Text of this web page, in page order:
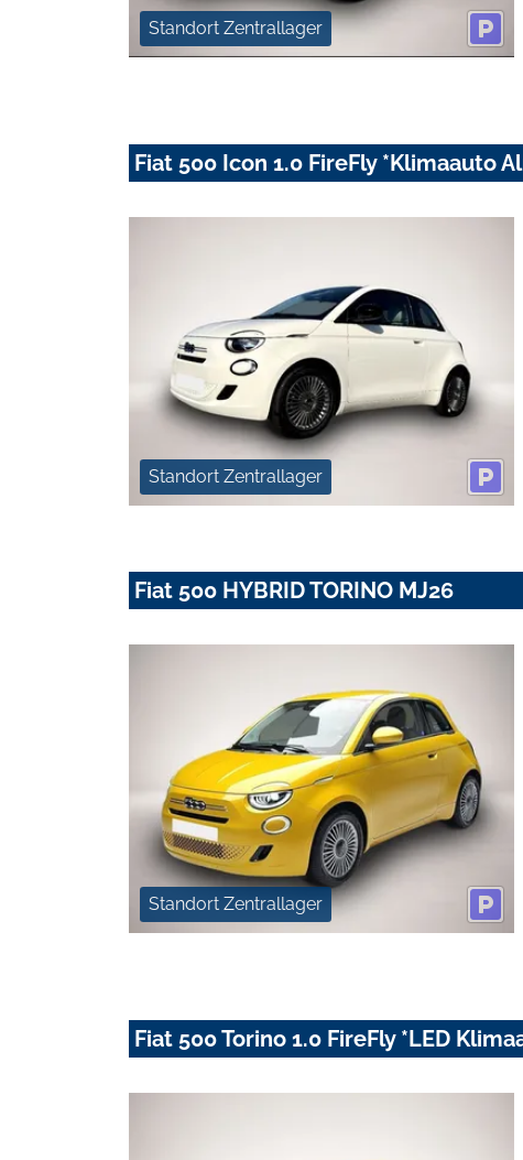
Standort Zentrallager
Fiat 500 Icon 1.0 FireFly *Klimaauto
Standort Zentrallager
Fiat 500 HYBRID TORINO MJ26
Standort Zentrallager
Fiat 500 Torino 1.0 FireFly *LED